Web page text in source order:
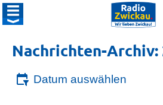
Nachrichten-Archiv:
Datum auswählen